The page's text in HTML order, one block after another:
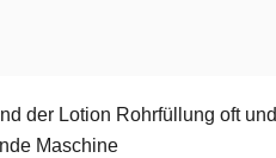
der Lotion Rohrfüllung oft und
Maschine